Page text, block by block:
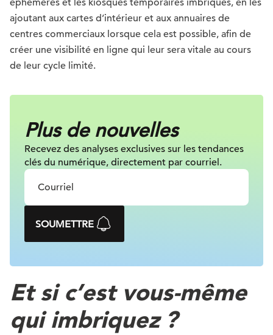
éphémères et les kiosques temporaires imbriqués, en les
ajoutant aux cartes d’intérieur et aux annuaires de
centres commerciaux lorsque cela est possible, afin de
créer une visibilité en ligne qui leur sera vitale au cours
de leur cycle limité.
Plus de nouvelles
Recevez des analyses exclusives sur les tendances
clés du numérique, directement par courriel.
SOUMETTRE
Et si c’est vous-même
qui imbriquez ?